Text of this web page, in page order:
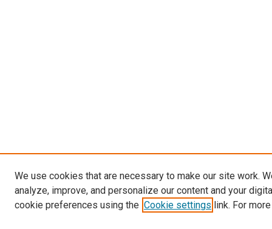
We use cookies that are necessary to make our site work.
analyze, improve, and personalize our content and your
cookie preferences using the Cookie settings link. For